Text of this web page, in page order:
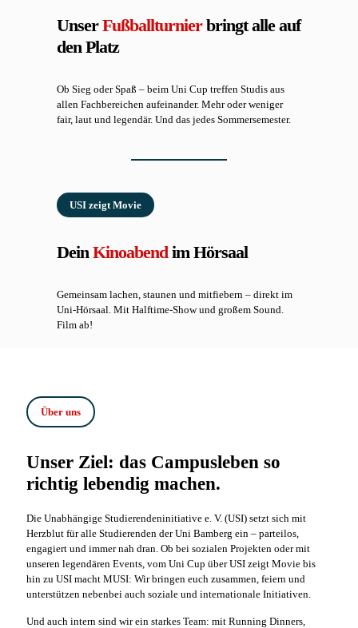
UnserFußballturnierbringt alle auf
den Platz
Ob Sieg oder Spaß – beim Uni Cup treffen Studis aus
allen Fachbereichen aufeinander. Mehr oder weniger
fair, laut und legendär. Und das jedes Sommersemester.
USI zeigt Movie
DeinKinoabend im Hörsaal
Gemeinsam lachen, staunen und mitfiebern – direkt im
Uni-Hörsaal. Mit Halftime-Show und großem Sound.
Film ab!
Über uns
Unser Ziel: das Campusleben so
richtig lebendig machen.
Die Unabhängige Studierendeninitiative e. V. (USI) setzt sich mit
Herzblut für alle Studierenden der Uni Bamberg ein – parteilos,
engagiert und immer nah dran. Ob bei sozialen Projekten oder mit
unseren legendären Events, vom Uni Cup über USI zeigt Movie bis
hin zu USI macht MUSI: Wir bringen euch zusammen, feiern und
unterstützen nebenbei auch soziale und internationale Initiativen.
Und auch intern sind wir ein starkes Team: mit Running Dinners,